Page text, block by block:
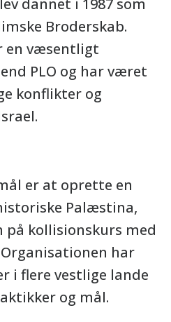
dannet i 1987 som
Broderskab.
en væsentligt
PLO og har været
konflikter og
er at oprette en
Palæstina,
kollisionskurs med
Organisationen har
i flere vestlige lande
og mål.